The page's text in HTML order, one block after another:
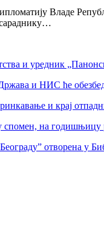
Владе
и уредник
и НИС ће
и крај
на годишњицу
отворена у